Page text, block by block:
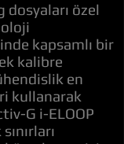
özel
kapsamlı bir
kalibre
en
kullanarak
G i-ELOOP